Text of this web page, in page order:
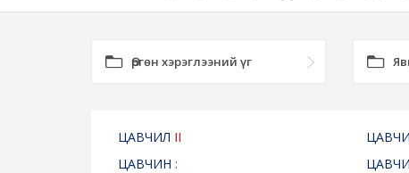
Өргөн хэрэглээний үг
ЦАВЧИЛ II
ЦАВЧИН :